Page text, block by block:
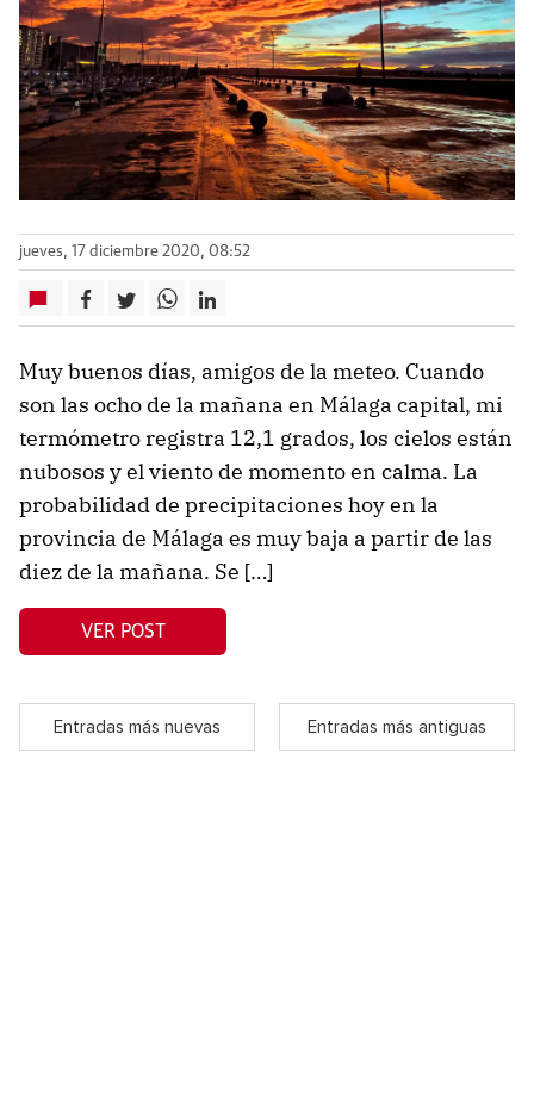
jueves, 17 diciembre 2020, 08:52
Muy buenos días, amigos de la meteo. Cuando
son las ocho de la mañana en Málaga capital, mi
termómetro registra 12,1 grados, los cielos están
nubosos y el viento de momento en calma. La
probabilidad de precipitaciones hoy en la
provincia de Málaga es muy baja a partir de las
diez de la mañana. Se […]
VER POST
Entradas más nuevas Entradas más antiguas